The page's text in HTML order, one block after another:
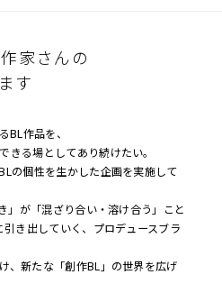
家さんの
す
作品を、
きる場としてあり続けたい。
の個性を生かした企画を実施して
」が「混ざり合い・溶け合う」こと
き出していく、プロデュースブラ
、新たな「創作BL」の世界を広げ